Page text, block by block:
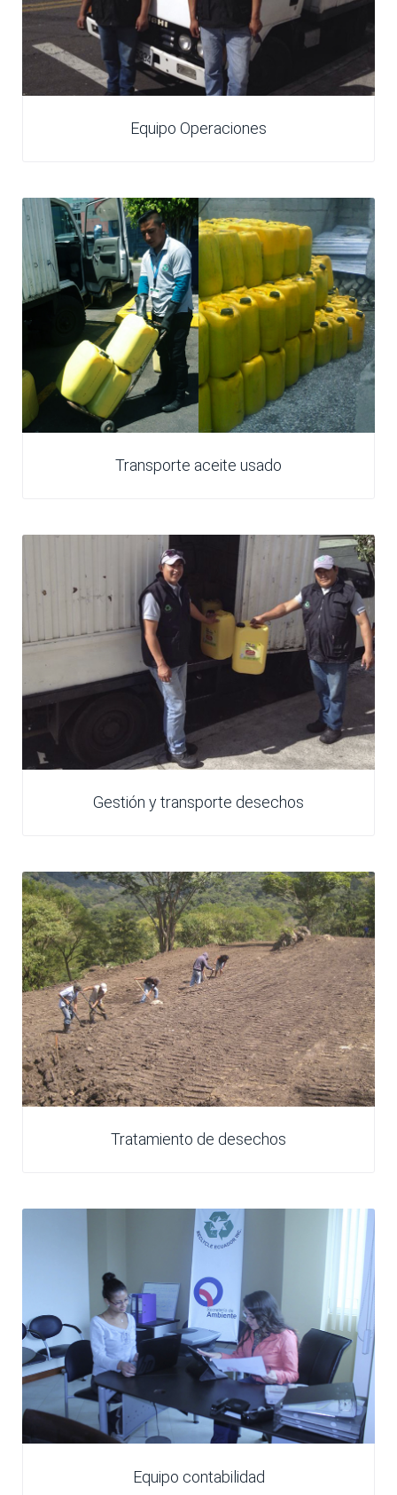
Equipo Operaciones
Transporte aceite usado
Gestión y transporte desechos
Tratamiento de desechos
Equipo contabilidad